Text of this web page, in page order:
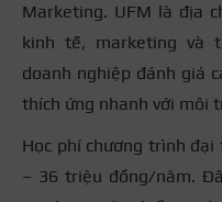
Marketing. UFM là địa
kinh tế, marketing và
doanh nghiệp đánh giá
thích ứng nhanh với môi
Học phí chương trình
– 36 triệu đồng/năm.